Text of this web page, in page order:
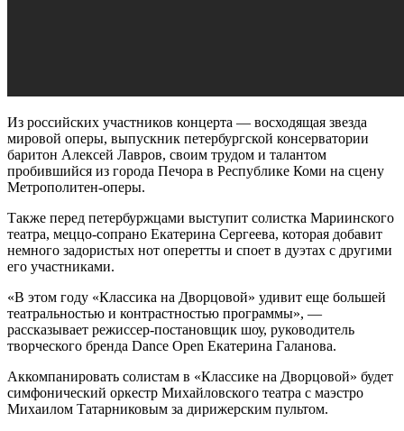
Из российских участников концерта — восходящая звезда
мировой оперы, выпускник петербургской консерватории
баритон Алексей Лавров, своим трудом и талантом
пробившийся из города Печора в Республике Коми на сцену
Метрополитен-оперы.
Также перед петербуржцами выступит солистка Мариинского
театра, меццо-сопрано Екатерина Сергеева, которая добавит
немного задористых нот оперетты и споет в дуэтах с другими
его участниками.
«В этом году «Классика на Дворцовой» удивит еще большей
театральностью и контрастностью программы», —
рассказывает режиссер-постановщик шоу, руководитель
творческого бренда Dance Open Екатерина Галанова.
Аккомпанировать солистам в «Классике на Дворцовой» будет
симфонический оркестр Михайловского театра с маэстро
Михаилом Татарниковым за дирижерским пультом.